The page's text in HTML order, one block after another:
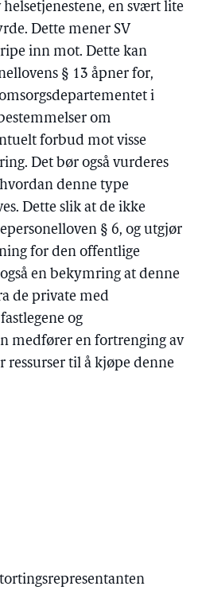
helsetjenestene, en svært lite
Dette mener SV
inn mot. Dette kan
§ 13 åpner for,
i
om
forbud mot visse
Det bør også vurderes
denne type
Dette slik at de ikke
§ 6, og utgjør
for den offentlige
en bekymring at denne
de private med
og
medfører en fortrenging av
ressurser til å kjøpe denne